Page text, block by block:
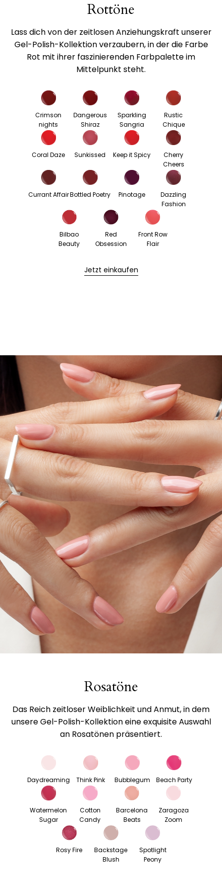
Rottöne
Lass dich von der zeitlosen Anziehungskraft unserer
Gel-Polish-Kollektion verzaubern, in der die Farbe
Rot mit ihrer faszinierenden Farbpalette im
Mittelpunkt steht.
Crimson
nights
Dangerous
Shiraz
Sparkling
Sangria
Rustic
Chique
Coral Daze Sunkissed Keep it Spicy
Cherry
Cheers
Currant AffairBottled Poetry Pinotage
Dazzling
Fashion
Bilbao
Beauty
Red
Obsession
Front Row
Flair
Jetzt einkaufen
Rosatöne
Das Reich zeitloser Weiblichkeit und Anmut, in dem
unsere Gel-Polish-Kollektion eine exquisite Auswahl
an Rosatönen präsentiert.
Daydreaming Think Pink Bubblegum Beach Party
Watermelon
Sugar
Cotton
Candy
Barcelona
Beats
Zaragoza
Zoom
Rosy Fire
Backstage
Blush
Spotlight
Peony